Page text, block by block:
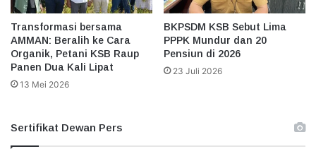
Transformasi bersama
AMMAN: Beralih ke Cara
Organik, Petani KSB Raup
Panen Dua Kali Lipat
13 Mei 2026
BKPSDM KSB Sebut Lima
PPPK Mundur dan 20
Pensiun di 2026
23 Juli 2026
Sertifikat Dewan Pers